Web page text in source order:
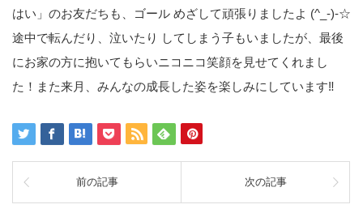
はい」のお友だちも、ゴール めざして頑張りましたよ (^_-)-☆
途中で転んだり、泣いたり してしまう子もいましたが、最後
にお家の方に抱いてもらいニコニコ笑顔を見せてくれまし
た！また来月、みんなの成長した姿を楽しみにしています‼
前の記事 次の記事